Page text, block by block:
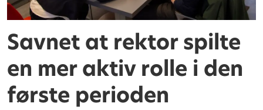
Savnet at rektor spilte
en mer aktiv rolle i den
første perioden